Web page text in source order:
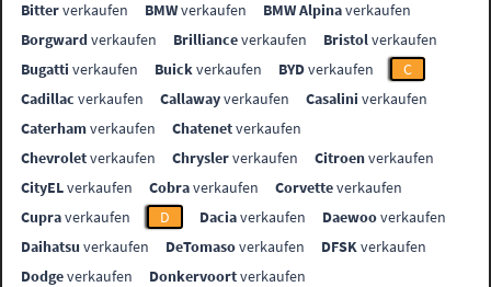
Bitterverkaufen BMWverkaufen BMW Alpinaverkaufen
Borgwardverkaufen Brillianceverkaufen Bristolverkaufen
Bugatti verkaufen Buickverkaufen BYDverkaufen
C
Cadillac verkaufen Callawayverkaufen Casalini verkaufen
Caterhamverkaufen Chatenetverkaufen
Chevroletverkaufen Chryslerverkaufen Citroenverkaufen
CityELverkaufen Cobraverkaufen Corvetteverkaufen
Cupraverkaufen D Daciaverkaufen Daewooverkaufen
Daihatsu verkaufen DeTomasoverkaufen DFSKverkaufen
Dodgeverkaufen Donkervoortverkaufen